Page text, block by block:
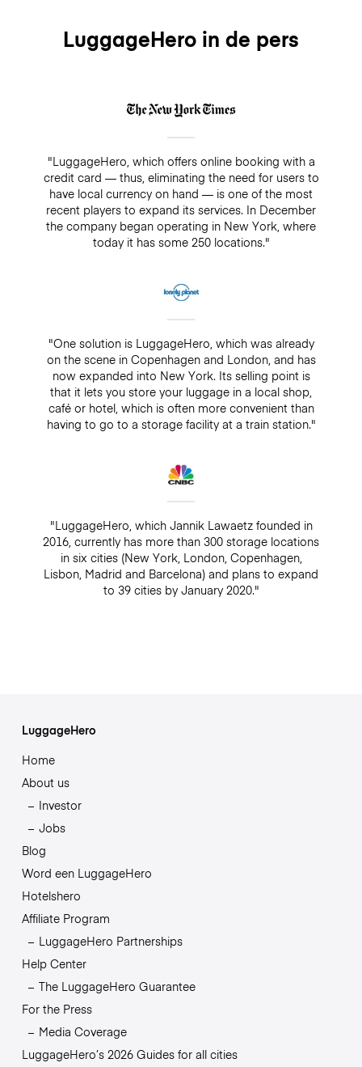
LuggageHero in de pers
"LuggageHero, which offers online booking with a
credit card — thus, eliminating the need for users to
have local currency on hand — is one of the most
recent players to expand its services. In December
the company began operating in New York, where
today it has some 250 locations."
"One solution is LuggageHero, which was already
on the scene in Copenhagen and London, and has
now expanded into New York. Its selling point is
that it lets you store your luggage in a local shop,
café or hotel, which is often more convenient than
having to go to a storage facility at a train station."
"LuggageHero, which Jannik Lawaetz founded in
2016, currently has more than 300 storage locations
in six cities (New York, London, Copenhagen,
Lisbon, Madrid and Barcelona) and plans to expand
to 39 cities by January 2020."
LuggageHero
Home
About us
Investor
Jobs
Blog
Word een LuggageHero
Hotelshero
Affiliate Program
LuggageHero Partnerships
Help Center
The LuggageHero Guarantee
For the Press
Media Coverage
LuggageHero’s 2026 Guides for all cities